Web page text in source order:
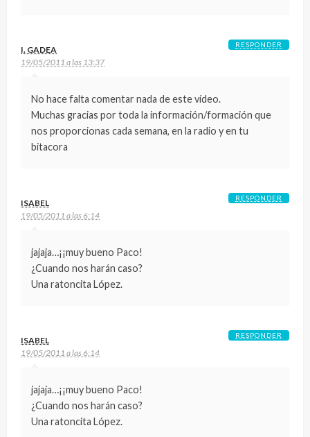
I. GADEA
19/05/2011 a las 13:37
No hace falta comentar nada de este vídeo.
Muchas gracias por toda la información/formación que
nos proporcionas cada semana, en la radio y en tu
bitacora
RESPONDER
ISABEL
19/05/2011 a las 6:14
jajaja…¡¡muy bueno Paco!
¿Cuando nos harán caso?
Una ratoncita López.
RESPONDER
ISABEL
19/05/2011 a las 6:14
jajaja…¡¡muy bueno Paco!
¿Cuando nos harán caso?
Una ratoncita López.
RESPONDER